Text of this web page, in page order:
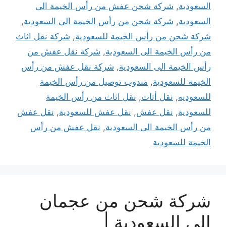
السعودية, شركة شحن عفش من رأس الخيمة الى
السعودية, شركة شحن من رأس الخيمة الى السعودية,
شركة شحن من رأس الخيمة للسعودية, شركة نقل اثاث
من رأس الخيمة الى السعودية, شركة نقل عفش من
رأس الخيمة الى السعودية, شركة نقل عفش من رأس
الخيمة للسعودية, مندوب توصيل من رأس الخيمة
للسعوديه, نقل أثاث, نقل اثاث من رأس الخيمة
للسعودية, نقل عفش, نقل عفش للسعودية, نقل عفش
من رأس الخيمة الى السعودية, نقل عفش من رأس
الخيمة للسعودية
شركة شحن من عجمان
الى السعودية |